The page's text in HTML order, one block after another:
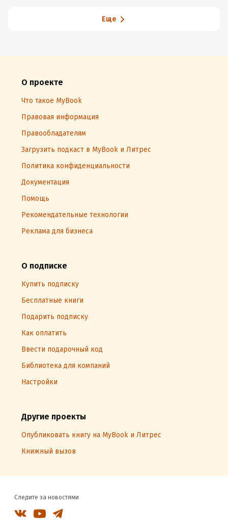
Еще
О проекте
Что такое MyBook
Правовая информация
Правообладателям
Загрузить подкаст в MyBook и Литрес
Политика конфиденциальности
Документация
Помощь
Рекомендательные технологии
Реклама для бизнеса
О подписке
Купить подписку
Бесплатные книги
Подарить подписку
Как оплатить
Ввести подарочный код
Библиотека для компаний
Настройки
Другие проекты
Опубликовать книгу на MyBook и Литрес
Книжный вызов
Следите за новостями